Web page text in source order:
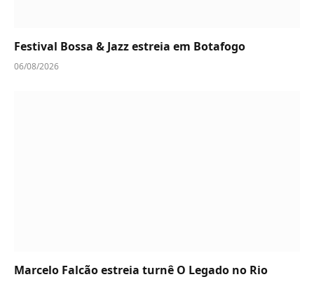
Festival Bossa & Jazz estreia em Botafogo
06/08/2026
Marcelo Falcão estreia turnê O Legado no Rio